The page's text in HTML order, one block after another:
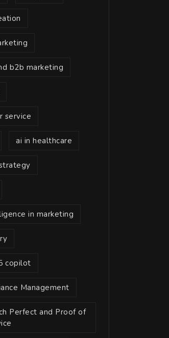
b2b marketing
service
ai in healthcare
in marketing
copilot
Management
Perfect and Proof of